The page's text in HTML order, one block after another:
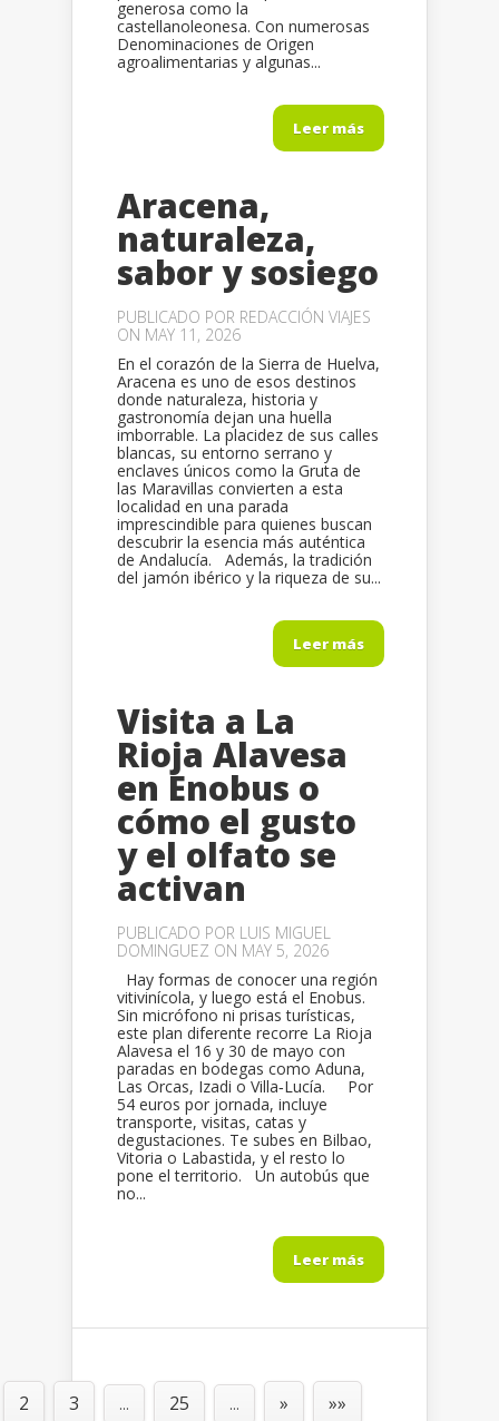
generosa como la
castellanoleonesa. Con numerosas
Denominaciones de Origen
agroalimentarias y algunas...
Leer más
Aracena,
naturaleza,
sabor y sosiego
PUBLICADO POR REDACCIÓN VIAJES
ON MAY 11, 2026
En el corazón de la Sierra de Huelva,
Aracena es uno de esos destinos
donde naturaleza, historia y
gastronomía dejan una huella
imborrable. La placidez de sus calles
blancas, su entorno serrano y
enclaves únicos como la Gruta de
las Maravillas convierten a esta
localidad en una parada
imprescindible para quienes buscan
descubrir la esencia más auténtica
de Andalucía. Además, la tradición
del jamón ibérico y la riqueza de su...
Leer más
Visita a La
Rioja Alavesa
en Enobus o
cómo el gusto
y el olfato se
activan
PUBLICADO POR LUIS MIGUEL
DOMINGUEZ ON MAY 5, 2026
Hay formas de conocer una región
vitivinícola, y luego está el Enobus.
Sin micrófono ni prisas turísticas,
este plan diferente recorre La Rioja
Alavesa el 16 y 30 de mayo con
paradas en bodegas como Aduna,
Las Orcas, Izadi o Villa‑Lucía. Por
54 euros por jornada, incluye
transporte, visitas, catas y
degustaciones. Te subes en Bilbao,
Vitoria o Labastida, y el resto lo
pone el territorio. Un autobús que
no...
Leer más
2 3 ... 25 ... » »»